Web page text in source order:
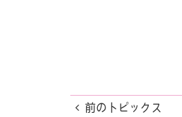
前のトピックス